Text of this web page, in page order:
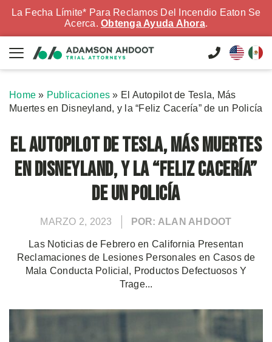
La Fecha Límite* Para Reclamos Del Incendio Eaton Se
Acerca. Obtenga Ayuda Ahora.
Home » Publicaciones » El Autopilot de Tesla, Más
Muertes en Disneyland, y la “Feliz Cacería” de un Policía
El Autopilot de Tesla, Más Muertes
en Disneyland, y la “Feliz Cacería”
de un Policía
MARZO 2, 2023 POR: ALAN AHDOOT
Las Noticias de Febrero en California Presentan
Reclamaciones de Lesiones Personales en Casos de
Mala Conducta Policial, Productos Defectuosos Y
Trage...